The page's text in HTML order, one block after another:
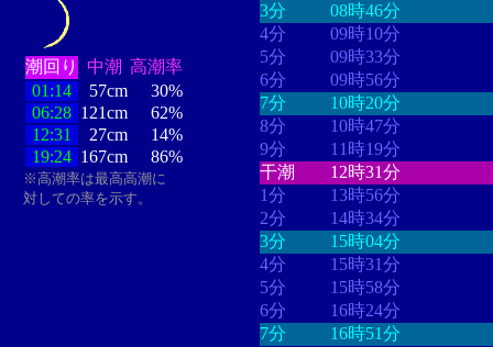
潮回り 中潮 高潮率
01:14
57cm
30%
06:28 121cm
62%
12:31
27cm
14%
19:24 167cm 86%
※高潮率は最高高潮に
対しての率を示す。
3分
08時46分
4分
09時10分
5分
09時33分
6分
09時56分
7分
10時20分
8分
10時47分
9分
11時19分
干潮
12時31分
1分
13時56分
2分
14時34分
3分
15時04分
4分
15時31分
5分
15時58分
6分
16時24分
7分
16時51分